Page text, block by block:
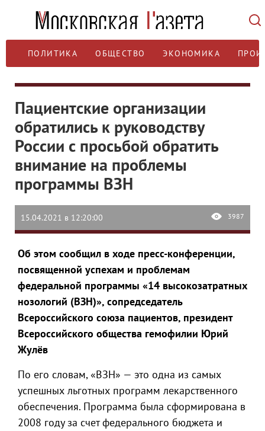
ПОЛИТИКА ОБЩЕСТВО ЭКОНОМИКА
Пациентские организации
обратились к руководству
России с просьбой обратить
внимание на проблемы
программы ВЗН
15.04.2021 в 12:20:00 3987
Об этом сообщил в ходе пресс-конференции,
посвященной успехам и проблемам
федеральной программы «14 высокозатратных
нозологий (ВЗН)», сопредседатель
Всероссийского союза пациентов, президент
Всероссийского общества гемофилии Юрий
Жулёв
По его словам, «ВЗН» — это одна из самых
успешных льготных программ лекарственного
обеспечения. Программа была сформирована в
2008 году за счет федерального бюджета и